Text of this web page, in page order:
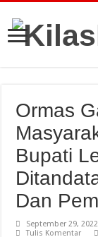
Ormas
Bupati
Dan
September 29, 2022
Tulis Komentar